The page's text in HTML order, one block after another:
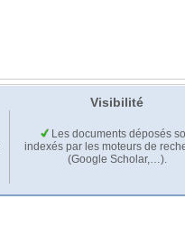
Visibilité
Les documents déposés
indexés par les moteurs de
(Google Scholar,…).